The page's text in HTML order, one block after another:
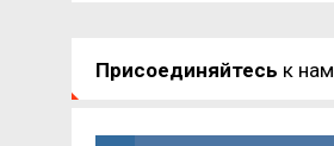
Присоединяйтесь к нам